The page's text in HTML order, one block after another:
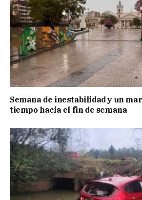
Semana de inestabilidad y un
tiempo hacia el fin de semana